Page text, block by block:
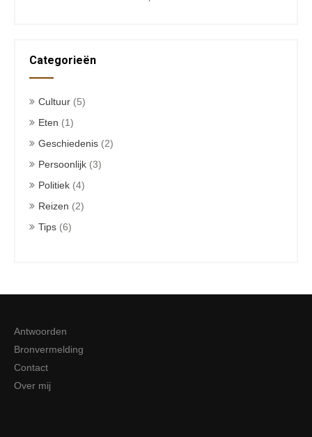
Categorieën
Cultuur (5)
Eten (1)
Geschiedenis (2)
Persoonlijk (3)
Politiek (4)
Reizen (2)
Tips (6)
Antwoorden
Bronvermelding
Contact
Over mij